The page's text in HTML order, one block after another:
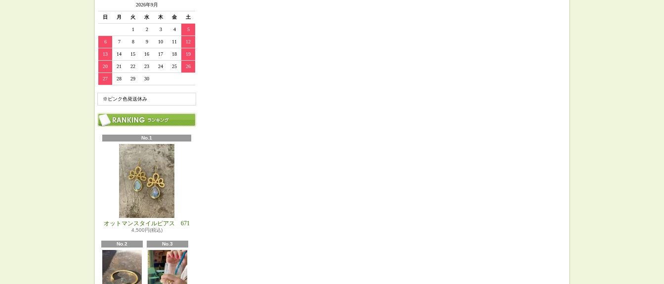
2026年9月
日 月 火 水 木 金 土
1 2 3 4 5
6 7 8 9 10 11 12
13 14 15 16 17 18 19
20 21 22 23 24 25 26
27 28 29 30
※ピンク色発送休み
No.1
オットマンスタイルピアス 671
4,500円(税込)
No.2 No.3